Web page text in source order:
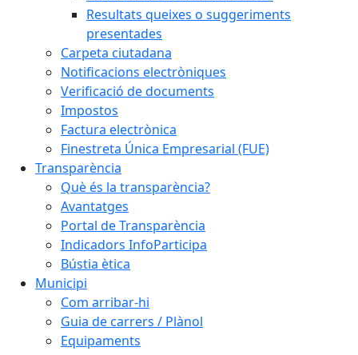
Resultats queixes o suggeriments
presentades
Carpeta ciutadana
Notificacions electròniques
Verificació de documents
Impostos
Factura electrònica
Finestreta Única Empresarial (FUE)
Transparència
Què és la transparència?
Avantatges
Portal de Transparència
Indicadors InfoParticipa
Bústia ètica
Municipi
Com arribar-hi
Guia de carrers / Plànol
Equipaments